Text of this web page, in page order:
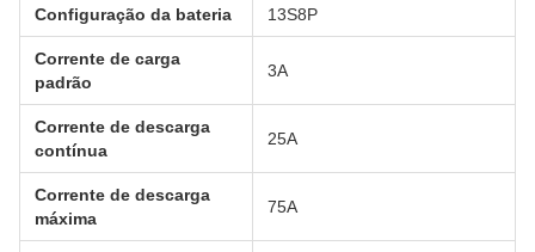
Configuração da bateria 13S8P
Corrente de carga
padrão
3A
Corrente de descarga
contínua
25A
Corrente de descarga
máxima
75A